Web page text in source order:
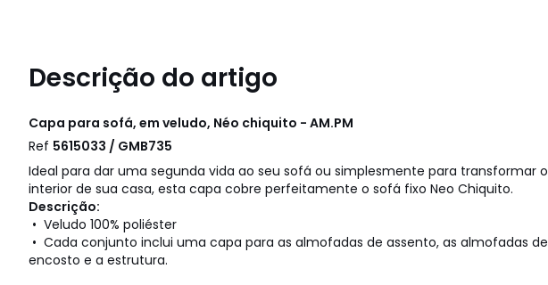
Descrição do artigo
Capa para sofá, em veludo, Néo chiquito - AM.PM
Ref 5615033 / GMB735
Ideal para dar uma segunda vida ao seu sofá ou simplesmente para transformar o
interior de sua casa, esta capa cobre perfeitamente o sofá fixo Neo Chiquito.
Descrição:
• Veludo 100% poliéster
• Cada conjunto inclui uma capa para as almofadas de assento, as almofadas de
encosto e a estrutura.